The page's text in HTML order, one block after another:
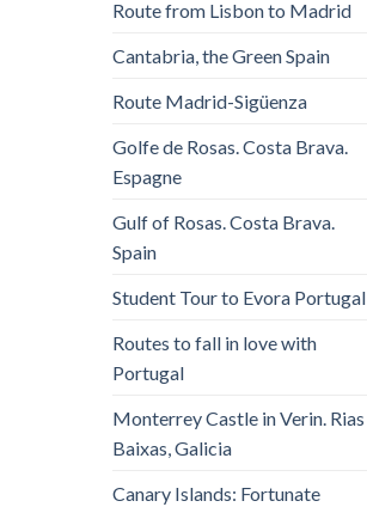
Route from Lisbon to Madrid
Cantabria, the Green Spain
Route Madrid-Sigüenza
Golfe de Rosas. Costa Brava.
Espagne
Gulf of Rosas. Costa Brava.
Spain
Student Tour to Evora Portugal
Routes to fall in love with
Portugal
Monterrey Castle in Verin. Rias
Baixas, Galicia
Canary Islands: Fortunate